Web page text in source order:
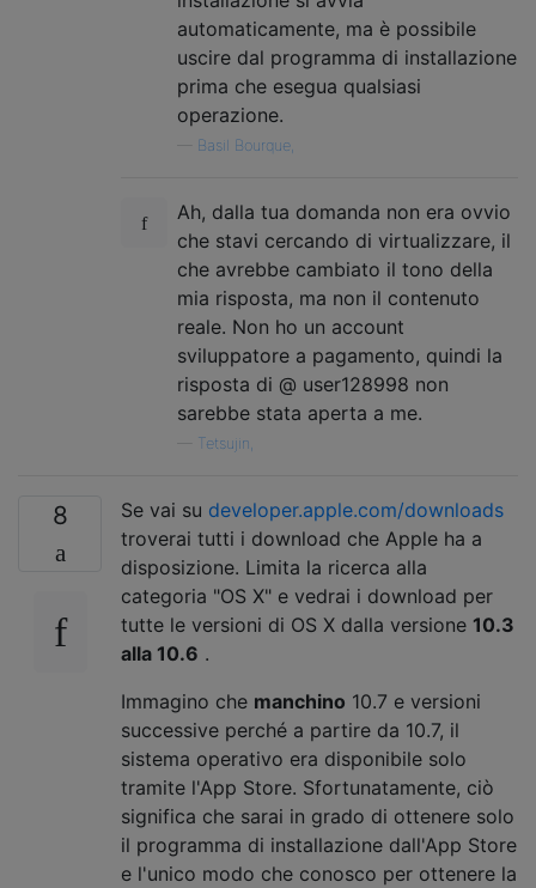
automaticamente, ma è possibile
uscire dal programma di installazione
prima che esegua qualsiasi
operazione.
Basil Bourque,
Ah, dalla tua domanda non era ovvio
che stavi cercando di virtualizzare, il
che avrebbe cambiato il tono della
mia risposta, ma non il contenuto
reale. Non ho un account
sviluppatore a pagamento, quindi la
risposta di @ user128998 non
sarebbe stata aperta a me.
Tetsujin,
8 Se vai su developer.apple.com/downloads
troverai tutti i download che Apple ha a
disposizione. Limita la ricerca alla
categoria "OS X" e vedrai i download per
tutte le versioni di OS X dalla versione 10.3
alla 10.6 .
Immagino che manchino 10.7 e versioni
successive perché a partire da 10.7, il
sistema operativo era disponibile solo
tramite l'App Store. Sfortunatamente, ciò
significa che sarai in grado di ottenere solo
il programma di installazione dall'App Store
e l'unico modo che conosco per ottenere la